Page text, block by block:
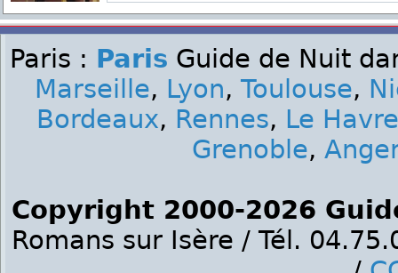
Paris : Paris Guide de Nuit
Marseille, Lyon, Toulouse,
Bordeaux, Rennes, Le Havre
Grenoble,
Copyright 2000-2026
Romans sur Isère / Tél.